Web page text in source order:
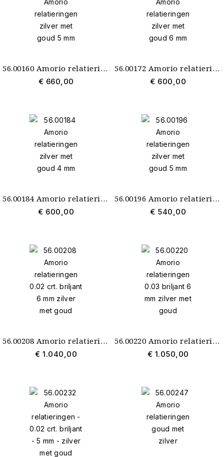
56.00160 Amorio relatieringen zilver met goud 5 mm
€ 660,00
56.00172 Amorio relatieringen zilver met goud 6 mm
€ 600,00
56.00184 Amorio relatieringen zilver met goud 4 mm
€ 600,00
56.00196 Amorio relatieringen zilver met goud 5 mm
€ 540,00
56.00208 Amorio relatieringen 0.02 crt. briljant 6 mm zilver met goud
€ 1.040,00
56.00220 Amorio relatieringen 0.03 briljant 6 mm zilver met goud
€ 1.050,00